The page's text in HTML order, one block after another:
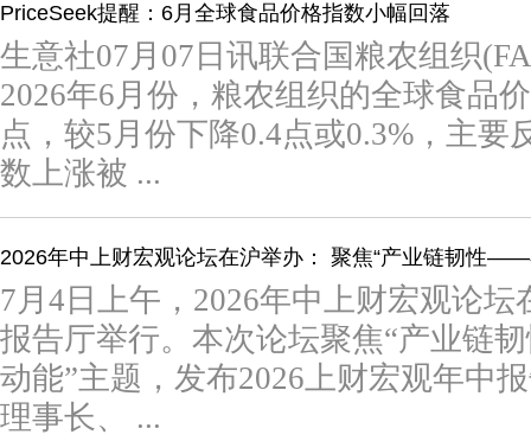
PriceSeek提醒：6月全球食品价格指数小幅回落
生意社07月07日讯联合国粮农组织
2026年6月份，粮农组织的全球食品
点，较5月份下降0.4点或0.3%，主要
数上涨被 ...
2026年中上财宏观论坛在沪举办： 聚焦“产业链韧性
7月4日上午，2026年中上财宏观论
报告厅举行。本次论坛聚焦“产业链
动能”主题，发布2026上财宏观年中
理事长、 ...